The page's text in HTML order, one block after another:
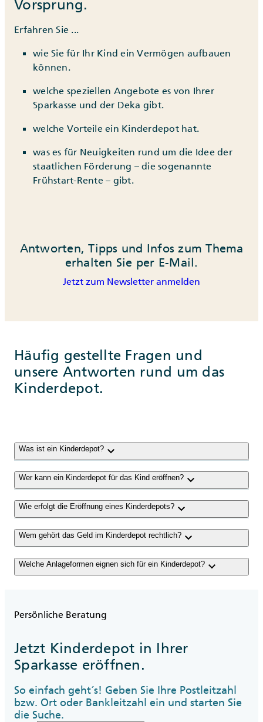
Vorsprung.
Erfahren Sie ...
wie Sie für Ihr Kind ein Vermögen aufbauen
können.
welche speziellen Angebote es von Ihrer
Sparkasse und der Deka gibt.
welche Vorteile ein Kinderdepot hat.
was es für Neuigkeiten rund um die Idee der
staatlichen Förderung – die sogenannte
Frühstart-Rente – gibt.
Antworten, Tipps und Infos zum Thema
erhalten Sie per E-Mail.
Jetzt zum Newsletter anmelden
Häufig gestellte Fragen und
unsere Antworten rund um das
Kinderdepot.
Was ist ein Kinderdepot? keyboard_arrow_down
Wer kann ein Kinderdepot für das Kind eröffnen? keyboard_arrow_down
Wie erfolgt die Eröffnung eines Kinderdepots? keyboard_arrow_down
Wem gehört das Geld im Kinderdepot rechtlich? keyboard_arrow_down
Welche Anlageformen eignen sich für ein Kinderdepot? keyboard_arrow_down
Persönliche Beratung
Jetzt Kinderdepot in Ihrer
Sparkasse eröffnen.
So einfach geht´s! Geben Sie Ihre Postleitzahl
bzw. Ort oder Bankleitzahl ein und starten Sie
die Suche.